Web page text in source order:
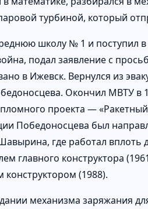
турбиной, который
школу № 1 и поступил
подал заявление с
в Ижевск. Вернулся из
Окончил МВТУ в
проекта —
Победоносцева был
где работал вплоть
главного конструктора
конструктором (1988).
механизма заряжания